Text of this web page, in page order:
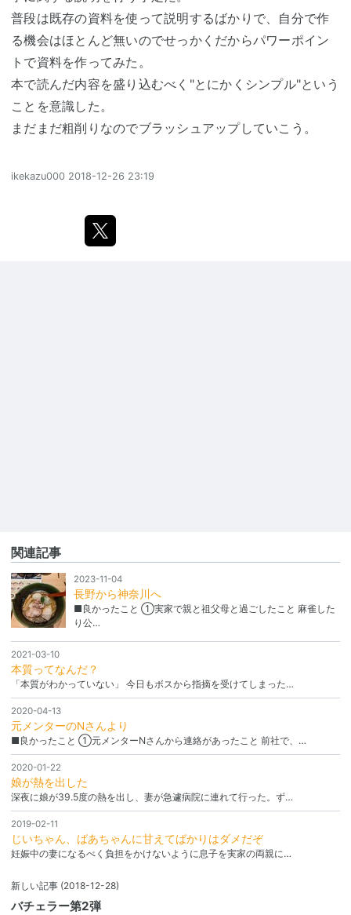
普段は既存の資料を使って説明するばかりで、自分で作
る機会はほとんど無いのでせっかくだからパワーポイン
トで資料を作ってみた。
本で読んだ内容を盛り込むべく"とにかくシンプル"という
ことを意識した。
まだまだ粗削りなのでブラッシュアップしていこう。
ikekazu000 2018-12-26 23:19
関連記事
2023-11-04
長野から神奈川へ
■良かったこと ①実家で親と祖父母と過ごしたこと 麻雀した
り公…
2021-03-10
本質ってなんだ？
「本質がわかっていない」 今日もボスから指摘を受けてしまった…
2020-04-13
元メンターのNさんより
■良かったこと ①元メンターNさんから連絡があったこと 前社で、…
2020-01-22
娘が熱を出した
深夜に娘が39.5度の熱を出し、妻が急遽病院に連れて行った。ず…
2019-02-11
じいちゃん、ばあちゃんに甘えてばかりはダメだぞ
妊娠中の妻になるべく負担をかけないように息子を実家の両親に…
新しい記事 (2018-12-28)
バチェラー第2弾